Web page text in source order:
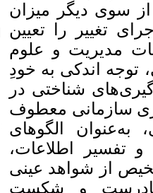
سوی دیگر میزان
تغییر را تعیین
مدیریت و علوم
توجه اندکی به خودِ
شناختی در
سازمانی معطوف
الگوهای
تفسیر اطلاعات،
از شواهد عینی
نادرست و شکست